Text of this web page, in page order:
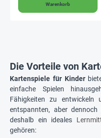
Warenkorb
Die Vorteile von
Kartenspiele für Kinder
einfache Spielen
Fähigkeiten zu entwickeln
entspannten, aber
deshalb ein ideales
gehören: